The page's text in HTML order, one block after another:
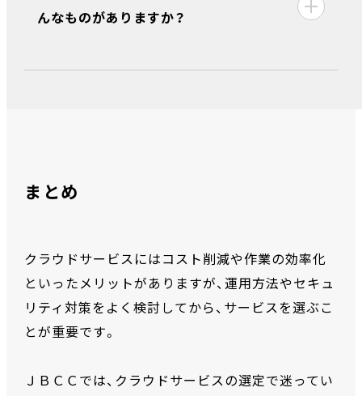
んなものがありますか？
まとめ
クラウドサービスにはコスト削減や作業の効率化
といったメリットがありますが、運用方法やセキュ
リティ対策をよく検討してから、サービスを選ぶこ
とが重要です。
ＪＢＣＣでは、クラウドサービスの選定で迷ってい